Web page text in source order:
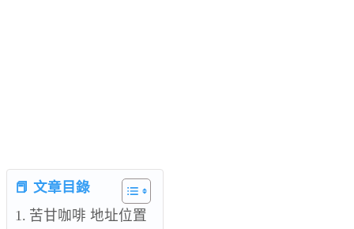
📕 文章目錄
苦甘咖啡 地址位置